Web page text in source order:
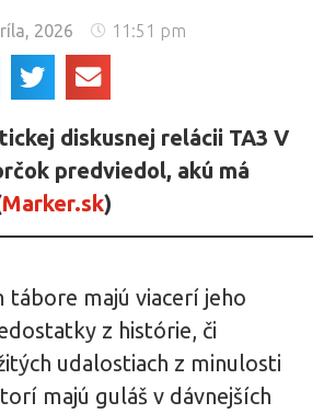
2026 11:51 pm
diskusnej relácii TA3 V
predviedol, akú má
Marker.sk)
majú viacerí jeho
z histórie, či
udalostiach z minulosti
majú guláš v dávnejších